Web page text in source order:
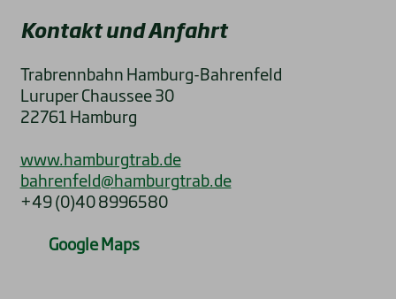
Kontakt und Anfahrt
Trabrennbahn Hamburg-Bahrenfeld
Luruper Chaussee 30
22761 Hamburg
www.hamburgtrab.de
bahrenfeld@hamburgtrab.de
+49 (0)40 8996580
Google Maps